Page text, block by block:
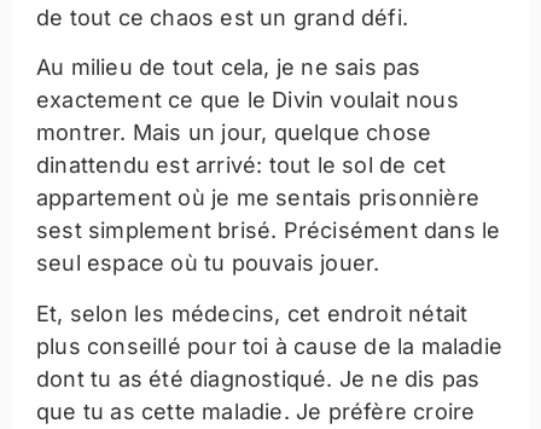
de tout ce chaos est un grand défi.
Au milieu de tout cela, je ne sais pas
exactement ce que le Divin voulait nous
montrer. Mais un jour, quelque chose
dinattendu est arrivé: tout le sol de cet
appartement où je me sentais prisonnière
sest simplement brisé. Précisément dans le
seul espace où tu pouvais jouer.
Et, selon les médecins, cet endroit nétait
plus conseillé pour toi à cause de la maladie
dont tu as été diagnostiqué. Je ne dis pas
que tu as cette maladie. Je préfère croire